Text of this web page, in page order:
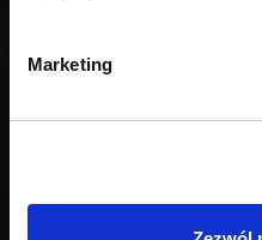
Marketing